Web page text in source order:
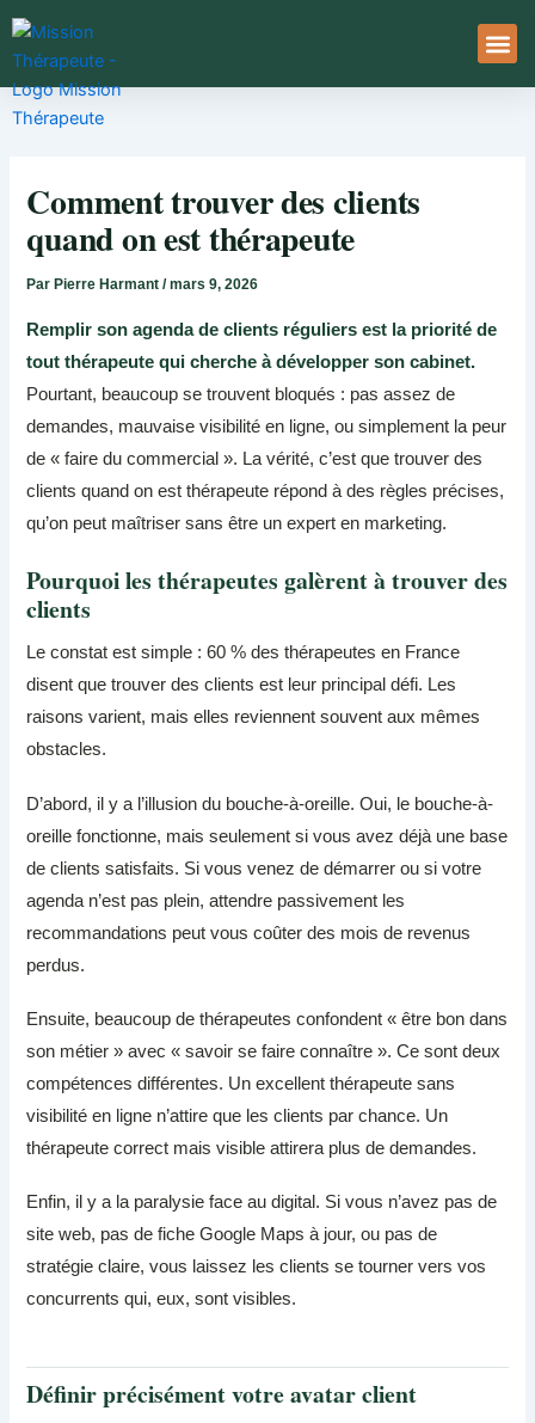
Aller
au
contenu
Comment trouver des clients
quand on est thérapeute
Par Pierre Harmant/mars 9, 2026
Remplir son agenda de clients réguliers est la priorité de
tout thérapeute qui cherche à développer son cabinet.
Pourtant, beaucoup se trouvent bloqués : pas assez de
demandes, mauvaise visibilité en ligne, ou simplement la peur
de « faire du commercial ». La vérité, c’est que trouver des
clients quand on est thérapeute répond à des règles précises,
qu’on peut maîtriser sans être un expert en marketing.
Pourquoi les thérapeutes galèrent à trouver des
clients
Le constat est simple : 60 % des thérapeutes en France
disent que trouver des clients est leur principal défi. Les
raisons varient, mais elles reviennent souvent aux mêmes
obstacles.
D’abord, il y a l’illusion du bouche-à-oreille. Oui, le bouche-à-
oreille fonctionne, mais seulement si vous avez déjà une base
de clients satisfaits. Si vous venez de démarrer ou si votre
agenda n’est pas plein, attendre passivement les
recommandations peut vous coûter des mois de revenus
perdus.
Ensuite, beaucoup de thérapeutes confondent « être bon dans
son métier » avec « savoir se faire connaître ». Ce sont deux
compétences différentes. Un excellent thérapeute sans
visibilité en ligne n’attire que les clients par chance. Un
thérapeute correct mais visible attirera plus de demandes.
Enfin, il y a la paralysie face au digital. Si vous n’avez pas de
site web, pas de fiche Google Maps à jour, ou pas de
stratégie claire, vous laissez les clients se tourner vers vos
concurrents qui, eux, sont visibles.
Définir précisément votre avatar client